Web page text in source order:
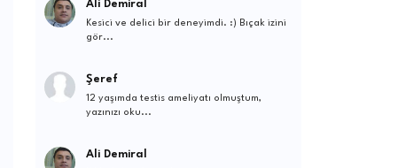
Ali Demiral
Kesici ve delici bir deneyimdi. :) Bıçak izini
gör...
Şeref
12 yaşımda testis ameliyatı olmuştum,
yazınızı oku...
Ali Demiral